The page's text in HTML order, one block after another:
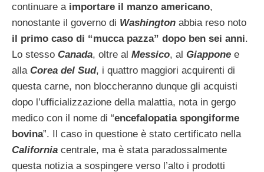
continuare a importare il manzo americano,
nonostante il governo di Washington abbia reso noto
il primo caso di “mucca pazza” dopo ben sei anni.
Lo stesso Canada, oltre al Messico, al Giappone e
alla Corea del Sud, i quattro maggiori acquirenti di
questa carne, non bloccheranno dunque gli acquisti
dopo l’ufficializzazione della malattia, nota in gergo
medico con il nome di “encefalopatia spongiforme
bovina”. Il caso in questione è stato certificato nella
California centrale, ma è stata paradossalmente
questa notizia a sospingere verso l’alto i prodotti